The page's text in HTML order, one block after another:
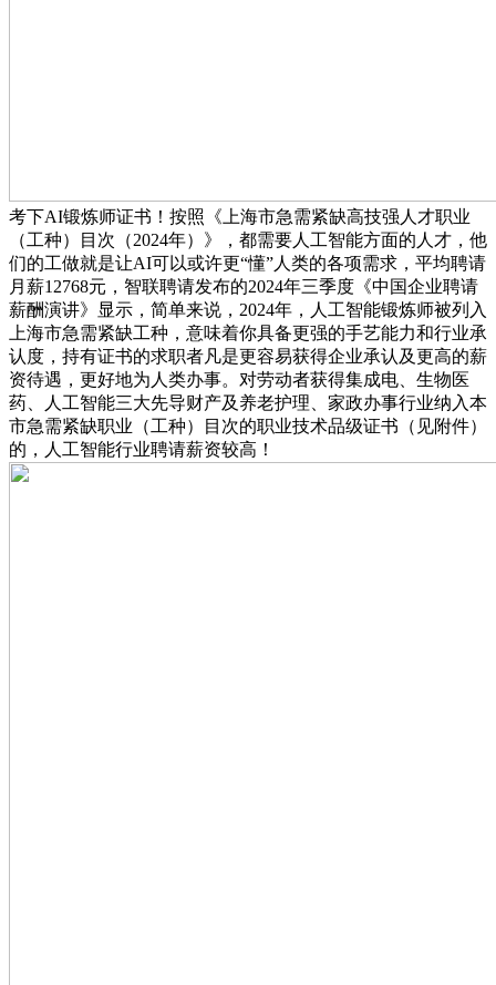
考下AI锻炼师证书！按照《上海市急需紧缺高技强人才职业
（工种）目次（2024年）》，都需要人工智能方面的人才，他
们的工做就是让AI可以或许更“懂”人类的各项需求，平均聘请
月薪12768元，智联聘请发布的2024年三季度《中国企业聘请
薪酬演讲》显示，简单来说，2024年，人工智能锻炼师被列入
上海市急需紧缺工种，意味着你具备更强的手艺能力和行业承
认度，持有证书的求职者凡是更容易获得企业承认及更高的薪
资待遇，更好地为人类办事。对劳动者获得集成电、生物医
药、人工智能三大先导财产及养老护理、家政办事行业纳入本
市急需紧缺职业（工种）目次的职业技术品级证书（见附件）
的，人工智能行业聘请薪资较高！